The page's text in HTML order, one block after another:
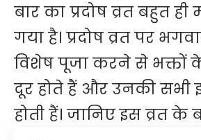
बार का प्रदोष व्रत बहुत
गया है। प्रदोष व्रत पर
विशेष पूजा करने से भक्तों
दूर होते हैं और उनकी सभी
होती हैं। जानिए इस व्रत के